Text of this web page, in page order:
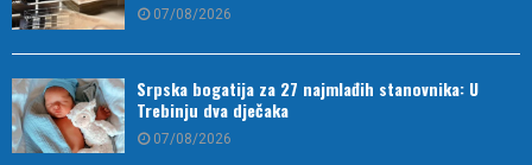
07/08/2026
Srpska bogatija za 27 najmlađih stanovnika: U
Trebinju dva dječaka
07/08/2026